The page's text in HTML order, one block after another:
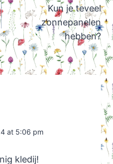
Kun je teveel
zonnepanelen
hebben?
at 5:06 pm
kledij!